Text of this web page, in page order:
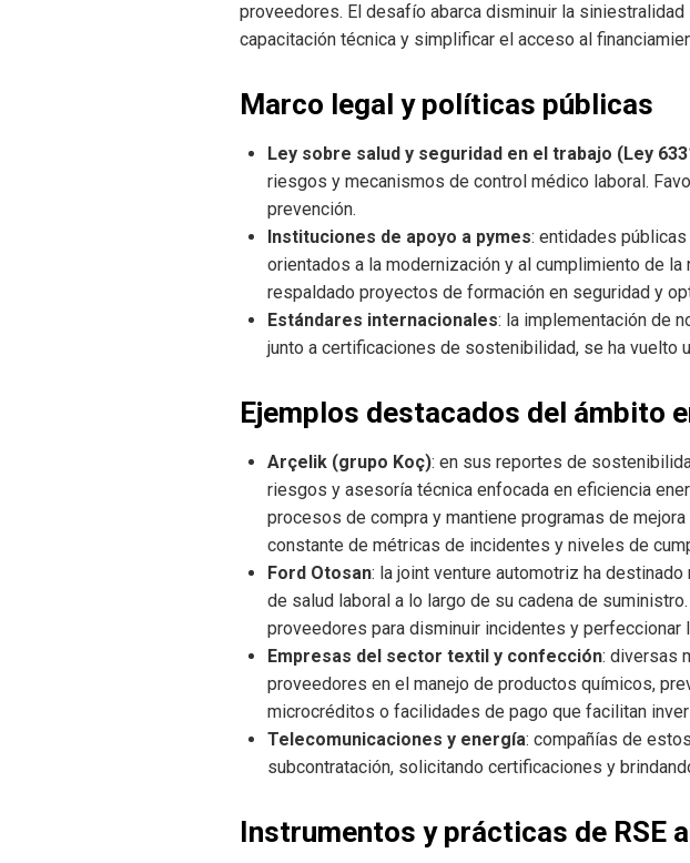
proveedores. El desafío abarca disminuir la
capacitación técnica y simplificar el acceso al
Marco legal y políticas públicas
Ley sobre salud y seguridad en el trabajo (Ley
riesgos y mecanismos de control médico laboral.
prevención.
Instituciones de apoyo a pymes: entidades
orientados a la modernización y al cumplimiento de
respaldado proyectos de formación en seguridad y
Estándares internacionales: la implementación de
junto a certificaciones de sostenibilidad, se ha vuelto
Ejemplos destacados del ámbito
Arçelik (grupo Koç): en sus reportes de
riesgos y asesoría técnica enfocada en eficiencia
procesos de compra y mantiene programas de
constante de métricas de incidentes y niveles de
Ford Otosan: la joint venture automotriz ha
de salud laboral a lo largo de su cadena de
proveedores para disminuir incidentes y
Empresas del sector textil y confección: diversas
proveedores en el manejo de productos químicos,
microcréditos o facilidades de pago que facilitan
Telecomunicaciones y energía: compañías de
subcontratación, solicitando certificaciones y
Instrumentos y prácticas de RSE